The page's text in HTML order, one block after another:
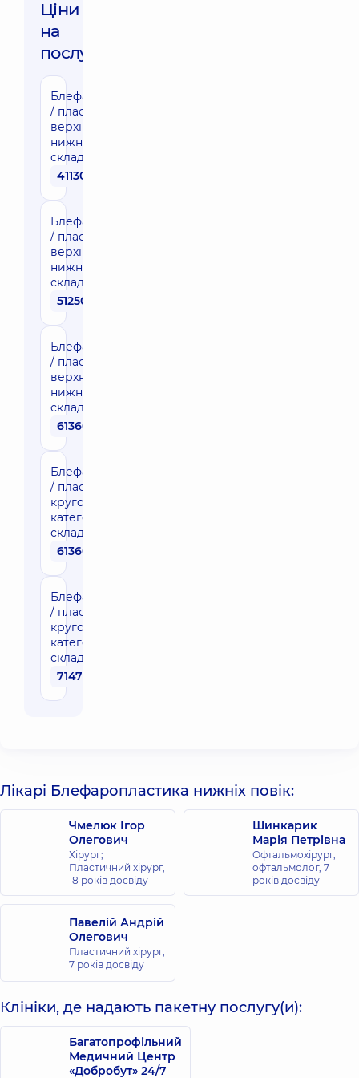
Ціни
на
послуги:
Блефаропластика
/ пластика повік
верхня або
нижня 1 категорії
складності
41130 грн
Блефаропластика
/ пластика повік
верхня або
нижня 2 категорії
складності
51250 грн
Блефаропластика
/ пластика повік
верхня або
нижня 3 категорії
складності
61360 грн
Блефаропластика
/ пластика повік
кругова 1
категорії
складності
61360 грн
Блефаропластика
/ пластика повік
кругова 2
категорії
складності
71470 грн
Лікарі Блефаропластика нижніх повік:
Чмелюк Ігор
Олегович
Хірург;
Пластичний хірург,
18 років досвіду
Шинкарик
Марія Петрівна
Офтальмохірург,
офтальмолог, 7
років досвіду
Павелій Андрій
Олегович
Пластичний хірург,
7 років досвіду
Клініки, де надають пакетну послугу(и):
Багатопрофільний
Медичний Центр
«Добробут» 24/7